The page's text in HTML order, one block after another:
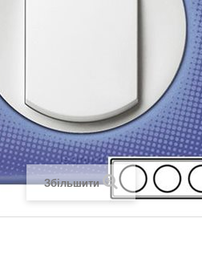
Збільшити